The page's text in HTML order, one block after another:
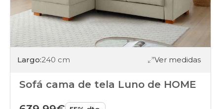
Largo:240 cm Ver medidas
Sofá cama de tela Luno de HOME